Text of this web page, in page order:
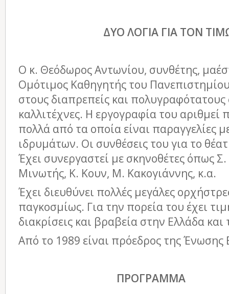
ΔΥΟ ΛΟΓΙΑ ΓΙΑ ΤΟΝ
Ο κ. Θεόδωρος Αντωνίου, συνθέτης,
Ομότιμος Καθηγητής του
στους διαπρεπείς και
καλλιτέχνες. Η εργογραφία του
πολλά από τα οποία είναι παραγγελίες
ιδρυμάτων. Οι συνθέσεις του για το
Έχει συνεργαστεί με σκηνοθέτες όπως
Μινωτής, Κ. Κουν, Μ. Κακογιάννης, κ.α.
Έχει διευθύνει πολλές μεγάλες
παγκοσμίως. Για την πορεία του έχει
διακρίσεις και βραβεία στην Ελλάδα και
Από το 1989 είναι πρόεδρος της
ΠΡΟΓΡΑΜΜΑ